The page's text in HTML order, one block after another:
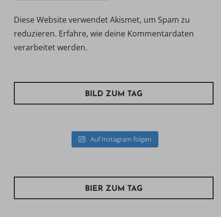
Diese Website verwendet Akismet, um Spam zu
reduzieren. Erfahre, wie deine Kommentardaten
verarbeitet werden.
BILD ZUM TAG
Auf Instagram folgen
BIER ZUM TAG